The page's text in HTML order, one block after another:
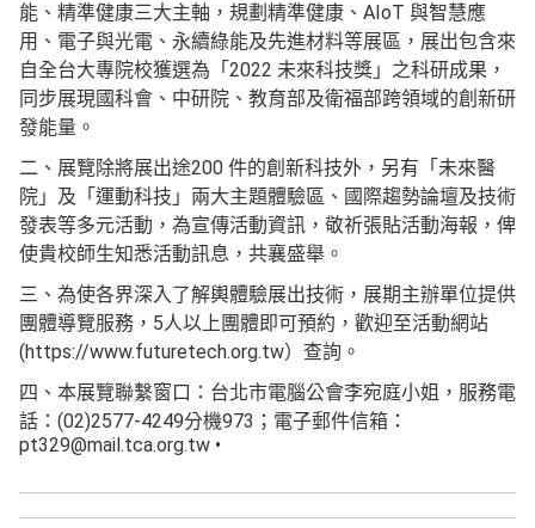
能、精準健康三大主軸，規劃精準健康、AIoT 與智慧應
用、電子與光電、永續綠能及先進材料等展區，展出包含來
自全台大專院校獲選為「2022 未來科技獎」之科研成果，
同步展現國科會、中研院、教育部及衛福部跨領域的創新研
發能量。
二、展覽除將展出途200 件的創新科技外，另有「未來醫
院」及「運動科技」兩大主題體驗區、國際趨勢論壇及技術
發表等多元活動，為宣傳活動資訊，敬祈張貼活動海報，俾
使貴校師生知悉活動訊息，共襄盛舉。
三、為使各界深入了解輿體驗展出技術，展期主辦單位提供
團體導覽服務，5人以上團體即可預約，歡迎至活動網站
(https://www.futuretech.org.tw）查詢。
四、本展覽聯繫窗口：台北市電腦公會李宛庭小姐，服務電
話：(02)2577-4249分機973；電子郵件信箱：
pt329@mail.tca.org.tw •